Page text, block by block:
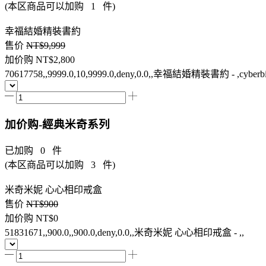
(本区商品可以加购 1 件)
幸福結婚精裝書約
售价 NT$9,999
加价购 NT$2,800
70617758,,9999.0,10,9999.0,deny,0.0,,幸福結婚精裝書約 -
加价购-經典米奇系列
已加购 0 件
(本区商品可以加购 3 件)
米奇米妮 心心相印戒盒
售价 NT$900
加价购 NT$0
51831671,,900.0,,900.0,deny,0.0,,米奇米妮 心心相印戒盒 - ,,